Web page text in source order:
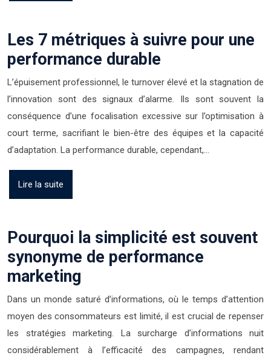
Les 7 métriques à suivre pour une
performance durable
L’épuisement professionnel, le turnover élevé et la stagnation de
l’innovation sont des signaux d’alarme. Ils sont souvent la
conséquence d’une focalisation excessive sur l’optimisation à
court terme, sacrifiant le bien-être des équipes et la capacité
d’adaptation. La performance durable, cependant,…
Lire la suite
Pourquoi la simplicité est souvent
synonyme de performance
marketing
Dans un monde saturé d’informations, où le temps d’attention
moyen des consommateurs est limité, il est crucial de repenser
les stratégies marketing. La surcharge d’informations nuit
considérablement à l’efficacité des campagnes, rendant